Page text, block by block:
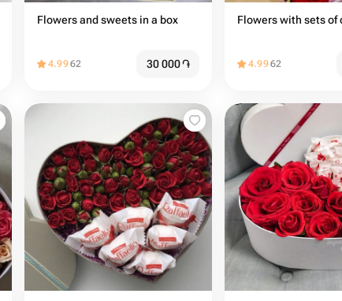
Flowers and sweets in a box
4.9962 30 000֏
Flowers with sets of
4.9962